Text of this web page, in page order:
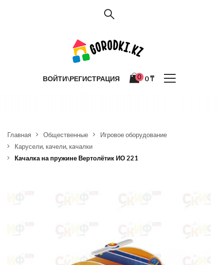
ВОЙТИ\РЕГИСТРАЦИЯ 0 0₸
Главная Общественные
Игровое оборудование
Карусели, качели, качалки
Качалка на пружине Вертолётик ИО 221